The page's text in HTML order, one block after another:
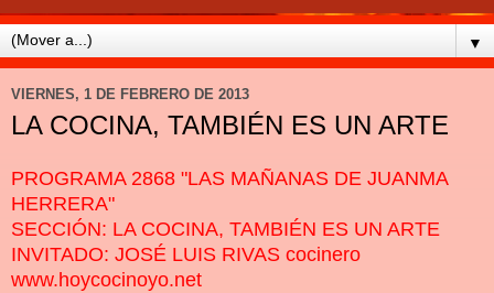
▼
VIERNES, 1 DE FEBRERO DE 2013
LA COCINA, TAMBIÉN ES UN ARTE
PROGRAMA 2868 "LAS MAÑANAS DE JUANMA
HERRERA"
SECCIÓN: LA COCINA, TAMBIÉN ES UN ARTE
INVITADO: JOSÉ LUIS RIVAS cocinero
www.hoycocinoyo.net